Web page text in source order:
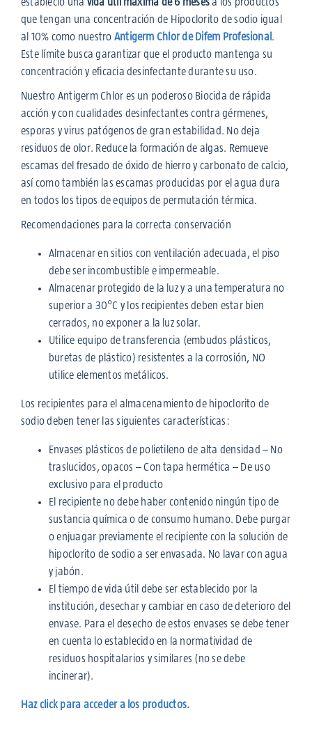
que tengan una concentración de Hipoclorito de sodio igual
al 10% como nuestro Antigerm Chlor de Difem Profesional .
Este límite busca garantizar que el producto mantenga su
concentración y eficacia desinfectante durante su uso.
Nuestro Antigerm Chlor es un poderoso Biocida de rápida
acción y con cualidades desinfectantes contra gérmenes,
esporas y virus patógenos de gran estabilidad. No deja
residuos de olor. Reduce la formación de algas. Remueve
escamas del fresado de óxido de hierro y carbonato de calcio,
así como también las escamas producidas por el agua dura
en todos los tipos de equipos de permutación térmica.
Recomendaciones para la correcta conservación
Almacenar en sitios con ventilación adecuada, el piso
debe ser incombustible e impermeable.
Almacenar protegido de la luz y a una temperatura no
superior a 30°C y los recipientes deben estar bien
cerrados, no exponer a la luz solar.
Utilice equipo de transferencia (embudos plásticos,
buretas de plástico) resistentes a la corrosión, NO
utilice elementos metálicos.
Los recipientes para el almacenamiento de hipoclorito de
sodio deben tener las siguientes características:
Envases plásticos de polietileno de alta densidad – No
traslucidos, opacos – Con tapa hermética – De uso
exclusivo para el producto
El recipiente no debe haber contenido ningún tipo de
sustancia química o de consumo humano. Debe purgar
o enjuagar previamente el recipiente con la solución de
hipoclorito de sodio a ser envasada. No lavar con agua
y jabón.
El tiempo de vida útil debe ser establecido por la
institución, desechar y cambiar en caso de deterioro del
envase. Para el desecho de estos envases se debe tener
en cuenta lo establecido en la normatividad de
residuos hospitalarios y similares (no se debe
incinerar).
Haz click para acceder a los productos.